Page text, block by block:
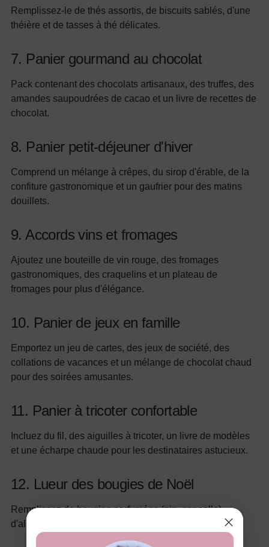
Remplissez-le de thés assortis, de biscuits sablés, d'une
théière et de tasses à thé délicates.
7. Panier gourmand au chocolat
Pack contenant des chocolats artisanaux, des truffes, des
amandes saupoudrées de cacao et un livre de recettes de
chocolat.
8. Panier petit-déjeuner d'hiver
Comprend un mélange à crêpes, du sirop d'érable, de la
confiture gastronomique et un gaufrier pour des matins
douillets.
9. Accords vins et fromages
Ajoutez une bouteille de vin rouge, des fromages
gastronomiques, des craquelins et un plateau de
fromages pour plus d'élégance.
10. Panier de jeux en famille
Emportez un jeu de cartes, des jeux de société, des
collations de vacances et un mélange de chocolat chaud
pour des soirées amusantes.
11. Panier à tricoter confortable
Incluez du fil, des aiguilles à tricoter, un livre de modèles
et une écharpe chaude pour les destinataires astucieux.
12. Lueur des bougies de Noël
Remplissez de bougies parfumées (pin, cannelle),
d'allumettes et d'un bougeoir pour l'ambiance.